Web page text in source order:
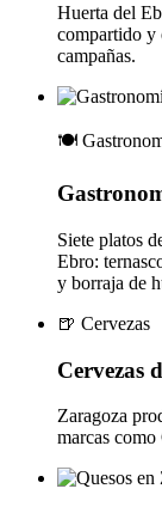
Huerta del
compartido y
campañas.
🍽️
Siete platos
Ebro:
y borraja de
🍺 Cervezas
Cervezas
Zaragoza
marcas